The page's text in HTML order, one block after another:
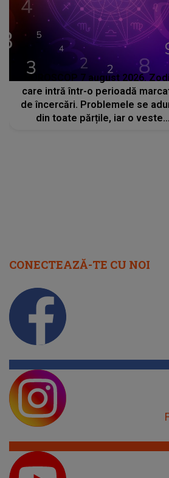
din toate părțile, iar o veste
neașteptată îi dă planurile peste
cap